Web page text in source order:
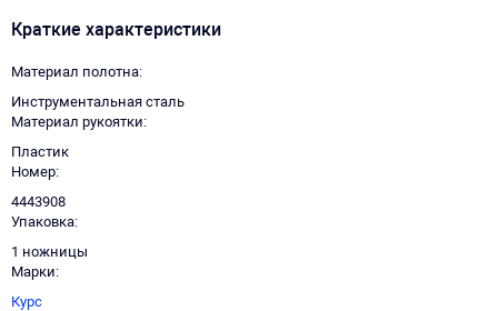
Краткие характеристики
Материал полотна
Инструментальная сталь
Материал рукоятки
Пластик
Номер
4443908
Упаковка
1 ножницы
Марки
Курс